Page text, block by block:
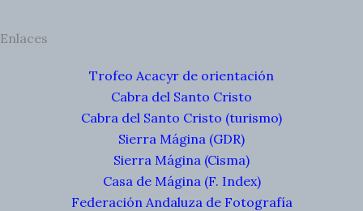
Enlaces
Trofeo Acacyr de orientación
Cabra del Santo Cristo
Cabra del Santo Cristo (turismo)
Sierra Mágina (GDR)
Sierra Mágina (Cisma)
Casa de Mágina (F. Index)
Federación Andaluza de Fotografía